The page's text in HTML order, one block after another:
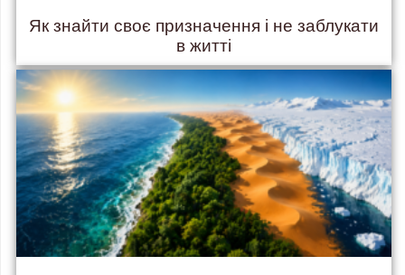
Як знайти своє призначення і не заблукати
в житті